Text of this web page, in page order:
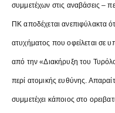
συμμετέχων στις αναβάσεις –
ΠΚ αποδέχεται ανεπιφύλακτα
ατυχήματος που οφείλεται σε
από την «Διακήρυξη του
περί ατομικής ευθύνης.
συμμετέχει κάποιος στο